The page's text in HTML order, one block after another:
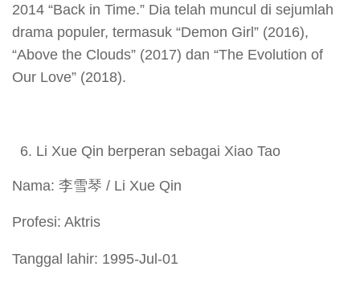
2014 “Back in Time.” Dia telah muncul di sejumlah
drama populer, termasuk “Demon Girl” (2016),
“Above the Clouds” (2017) dan “The Evolution of
Our Love” (2018).
Li Xue Qin berperan sebagai Xiao Tao
Nama: 李雪琴 / Li Xue Qin
Profesi: Aktris
Tanggal lahir: 1995-Jul-01